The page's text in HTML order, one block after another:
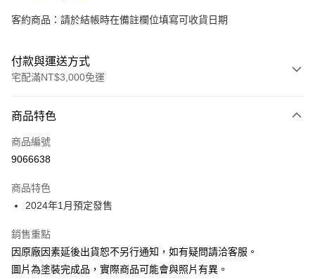
客約商品：請於結帳時在備註欄位填寫可收貨日期
付款與運送方式
宅配滿NT$3,000免運
信用卡一次付款
Apple Pay
全盈+PAY
大哥付你分期
相關說明
1.本服務由台灣大哥大提供，台灣大哥大用戶可立即使用無須另外申請。
ATM付款
商品特色
商品編號
9066638
商品特色
2024年1月預定發售
銷售重點
因原廠因素延後出貨恕不另行通知，如有疑問請洽客服。
圖片為塗裝完成品，實際商品可能會與照片有異。